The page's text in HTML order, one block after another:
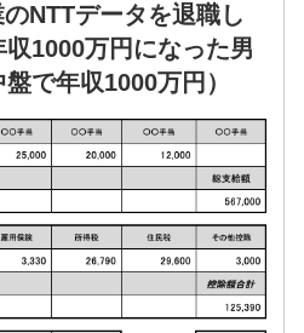
NTTデータを退職し
1000万円になった男
で年収1000万円）